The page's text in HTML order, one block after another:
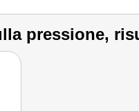
pressione,